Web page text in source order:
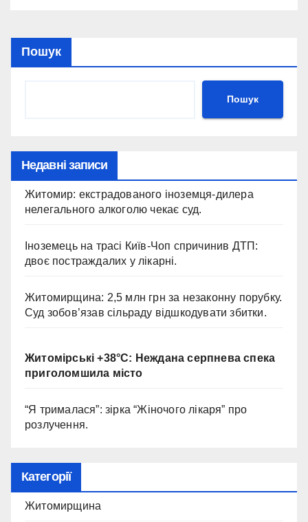
Пошук
Пошук
Недавні записи
Житомир: екстрадованого іноземця-дилера
нелегального алкоголю чекає суд.
Іноземець на трасі Київ-Чоп спричинив ДТП:
двоє постраждалих у лікарні.
Житомирщина: 2,5 млн грн за незаконну порубку.
Суд зобов’язав сільраду відшкодувати збитки.
Житомірські +38°C: Неждана серпнева спека
приголомшила місто
“Я трималася”: зірка “Жіночого лікаря” про
розлучення.
Категорії
Житомирщина